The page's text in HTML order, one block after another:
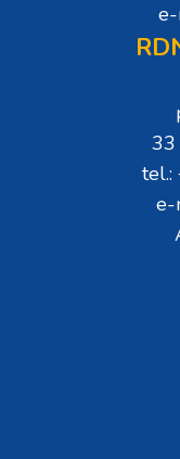
33
e-